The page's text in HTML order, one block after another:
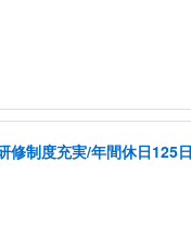
修制度充実/年間休日125